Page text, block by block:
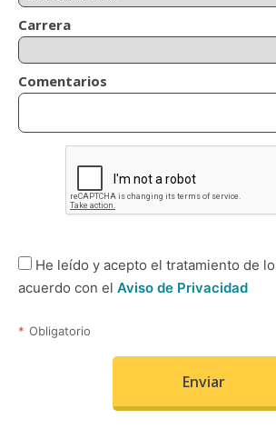
Carrera
Comentarios
He leído y acepto el tratamiento de
acuerdo con el Aviso de Privacidad
* Obligatorio
Enviar